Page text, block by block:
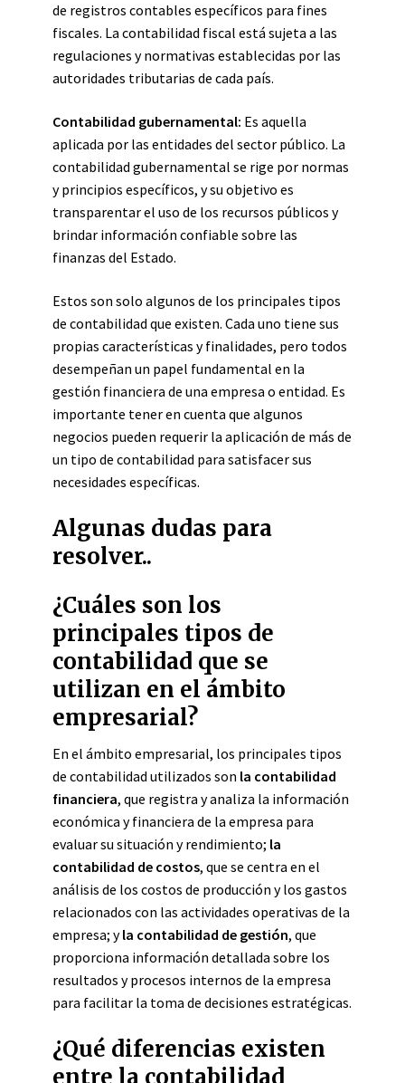
de registros contables específicos para fines
fiscales. La contabilidad fiscal está sujeta a las
regulaciones y normativas establecidas por las
autoridades tributarias de cada país.
Contabilidad gubernamental: Es aquella
aplicada por las entidades del sector público. La
contabilidad gubernamental se rige por normas
y principios específicos, y su objetivo es
transparentar el uso de los recursos públicos y
brindar información confiable sobre las
finanzas del Estado.
Estos son solo algunos de los principales tipos
de contabilidad que existen. Cada uno tiene sus
propias características y finalidades, pero todos
desempeñan un papel fundamental en la
gestión financiera de una empresa o entidad. Es
importante tener en cuenta que algunos
negocios pueden requerir la aplicación de más de
un tipo de contabilidad para satisfacer sus
necesidades específicas.
Algunas dudas para
resolver..
¿Cuáles son los
principales tipos de
contabilidad que se
utilizan en el ámbito
empresarial?
En el ámbito empresarial, los principales tipos
de contabilidad utilizados son la contabilidad
financiera, que registra y analiza la información
económica y financiera de la empresa para
evaluar su situación y rendimiento; la
contabilidad de costos, que se centra en el
análisis de los costos de producción y los gastos
relacionados con las actividades operativas de la
empresa; yla contabilidad de gestión, que
proporciona información detallada sobre los
resultados y procesos internos de la empresa
para facilitar la toma de decisiones estratégicas.
¿Qué diferencias existen
entre la contabilidad